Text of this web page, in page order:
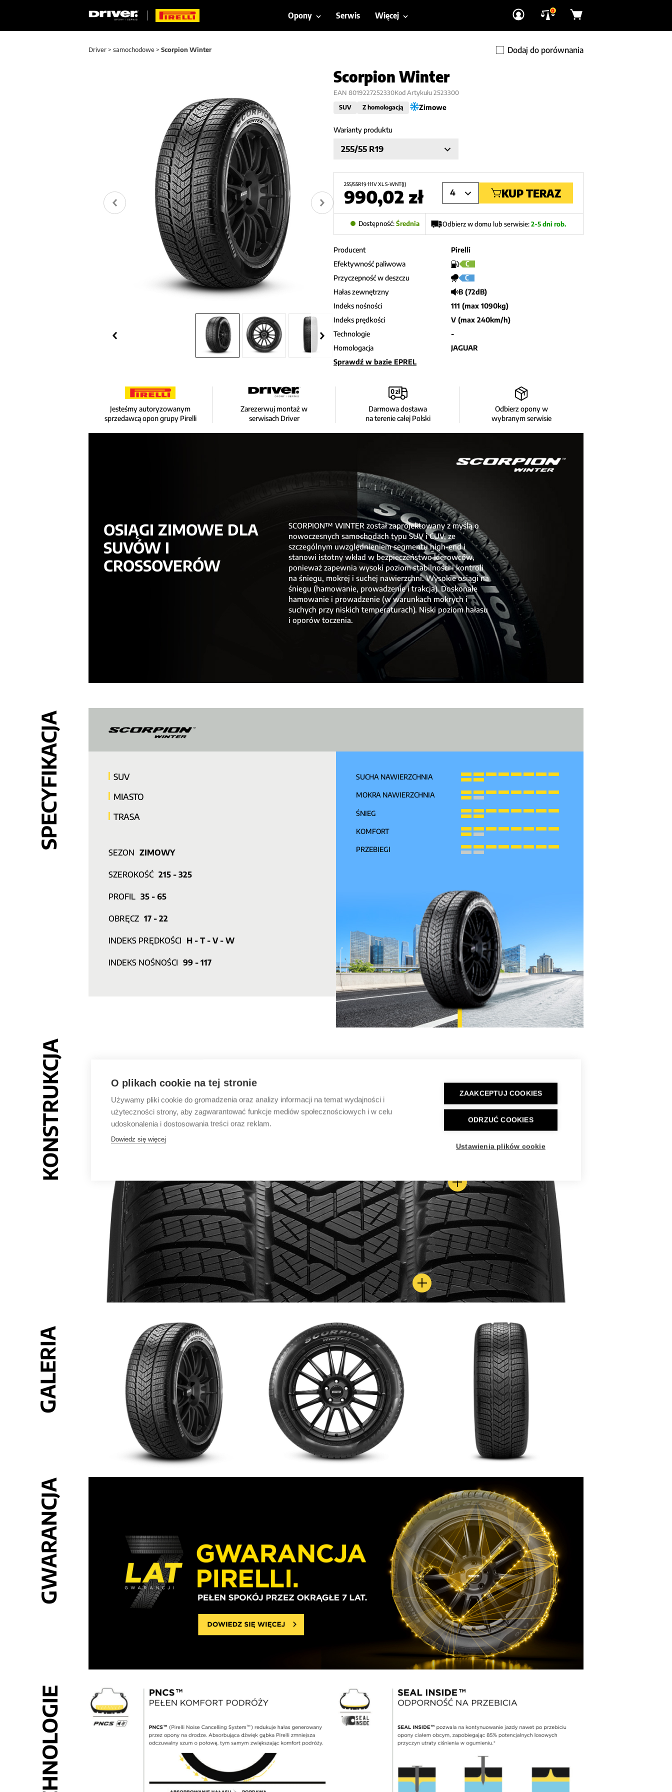
O plikach cookie na tej stronie
Używamy pliki cookie do gromadzenia oraz analizy informacji na temat wydajności i
użyteczności strony, aby zagwarantować funkcje mediów społecznościowych i w celu
udoskonalenia i dostosowania treści oraz reklam.
Dowiedz się więcej
ZAAKCEPTUJ COOKIES
ODRZUĆ COOKIES
Ustawienia plików cookie
Opony Serwis Więcej
0
Driver > samochodowe > Scorpion Winter Dodaj do porównania
Scorpion Winter
EAN 8019227252330Kod Artykułu 2523300
SUV
Z homologacją Zimowe
Warianty produktu
255/55 R19
255/55R19 111V XL S-WNT(J)
990,02 zł 4 KUP TERAZ
Dostępność:Średnia Odbierz w domu lub serwisie:2-5 dni rob.
Producent
Pirelli
Efektywność paliwowa
C
Przyczepność w deszczu C
Hałas zewnętrzny
B (72dB)
Indeks nośności
111 (max 1090kg)
Indeks prędkości
V (max 240km/h)
Technologie
-
Homologacja
JAGUAR
Sprawdź w bazie EPREL
Jesteśmy autoryzowanym
sprzedawcą opon grupy Pirelli
Zarezerwuj montaż w
serwisach Driver
Darmowa dostawa
na terenie całej Polski
Odbierz opony w
wybranym serwisie
OSIĄGI ZIMOWE DLA
SUVÓW I
CROSSOVERÓW
SCORPION™ WINTER został zaprojektowany z myślą o
nowoczesnych samochodach typu SUV i CUV, ze
szczególnym uwzględnieniem segmentu high-end i
stanowi istotny wkład w bezpieczeństwo kierowców,
ponieważ zapewnia wysoki poziom stabilności i kontroli
na śniegu, mokrej i suchej nawierzchni. Wysokie osiągi na
śniegu (hamowanie, prowadzenie i trakcja). Doskonałe
hamowanie i prowadzenie (w warunkach mokrych i
suchych przy niskich temperaturach). Niski poziom hałasu
i oporów toczenia.
SPECYFIKACJA
SUV
MIASTO
TRASA
SEZON ZIMOWY
SZEROKOŚĆ 215 - 325
PROFIL 35 - 65
OBRĘCZ 17 - 22
INDEKS PRĘDKOŚCI H - T - V - W
INDEKS NOŚNOŚCI 99 - 117
SUCHA NAWIERZCHNIA
MOKRA NAWIERZCHNIA
ŚNIEG
KOMFORT
PRZEBIEGI
KONSTRUKCJA
GALERIA
GWARANCJA
TECHNOLOGIE